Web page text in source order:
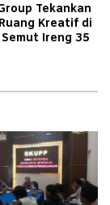
Tekankan
Kreatif di
Ireng 35